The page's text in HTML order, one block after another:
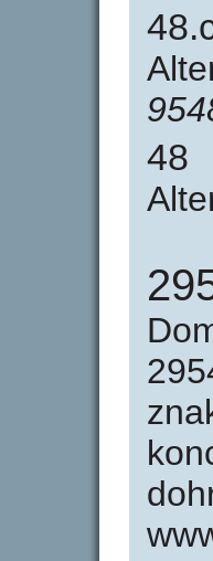
48